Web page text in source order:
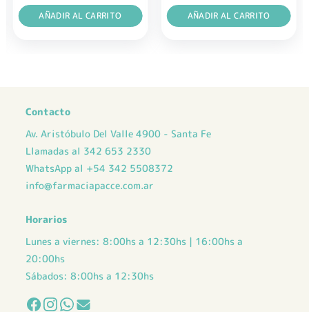
AÑADIR AL CARRITO AÑADIR AL CARRITO
Contacto
Av. Aristóbulo Del Valle 4900 - Santa Fe
Llamadas al 342 653 2330
WhatsApp al +54 342 5508372
info@farmaciapacce.com.ar
Horarios
Lunes a viernes: 8:00hs a 12:30hs | 16:00hs a
20:00hs
Sábados: 8:00hs a 12:30hs